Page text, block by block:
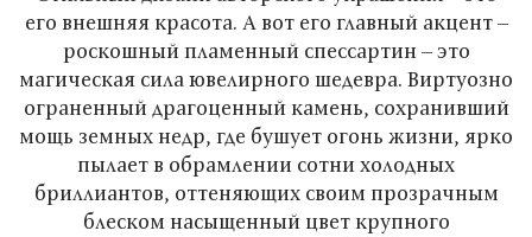
его внешняя красота. А вот его главный акцент –
роскошный пламенный спессартин – это
магическая сила ювелирного шедевра. Виртуозно
ограненный драгоценный камень, сохранивший
мощь земных недр, где бушует огонь жизни, ярко
пылает в обрамлении сотни холодных
бриллиантов, оттеняющих своим прозрачным
блеском насыщенный цвет крупного